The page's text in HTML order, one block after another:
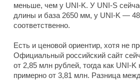
меньше, чем у UNI-K. У UNI-S
длины и база 2650 мм, у UNI-K —
соответственно.
Есть и ценовой ориентир, хотя не
Официальный российский сайт
от 2,85 млн рублей, тогда как UNI-K
примерно от 3,81 млн. Разница